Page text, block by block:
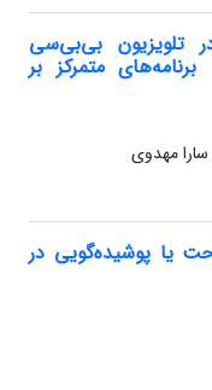
تلویزیون بی‌بی‌سی
متمرکز بر
مهدوی
یا پوشیده‌گویی در